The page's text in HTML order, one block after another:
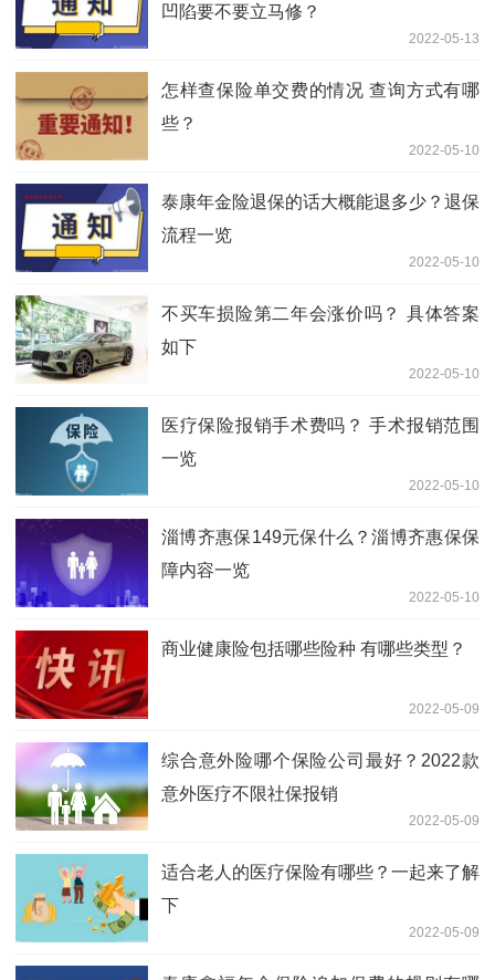
凹陷要不要立马修？
2022-05-13
怎样查保险单交费的情况 查询方式有哪
些？
2022-05-10
泰康年金险退保的话大概能退多少？退保
流程一览
2022-05-10
不买车损险第二年会涨价吗？ 具体答案
如下
2022-05-10
医疗保险报销手术费吗？ 手术报销范围
一览
2022-05-10
淄博齐惠保149元保什么？淄博齐惠保保
障内容一览
2022-05-10
商业健康险包括哪些险种 有哪些类型？
2022-05-09
综合意外险哪个保险公司最好？2022款
意外医疗不限社保报销
2022-05-09
适合老人的医疗保险有哪些？一起来了解
下
2022-05-09